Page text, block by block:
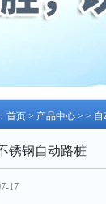
首页 > 产品中心 > > 自
锈钢自动路桩
17